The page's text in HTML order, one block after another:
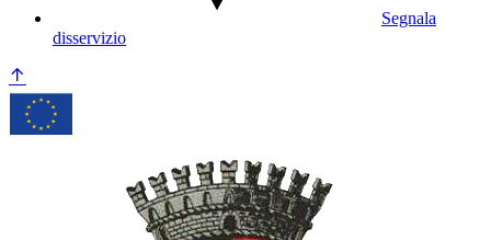
Segnala
disservizio